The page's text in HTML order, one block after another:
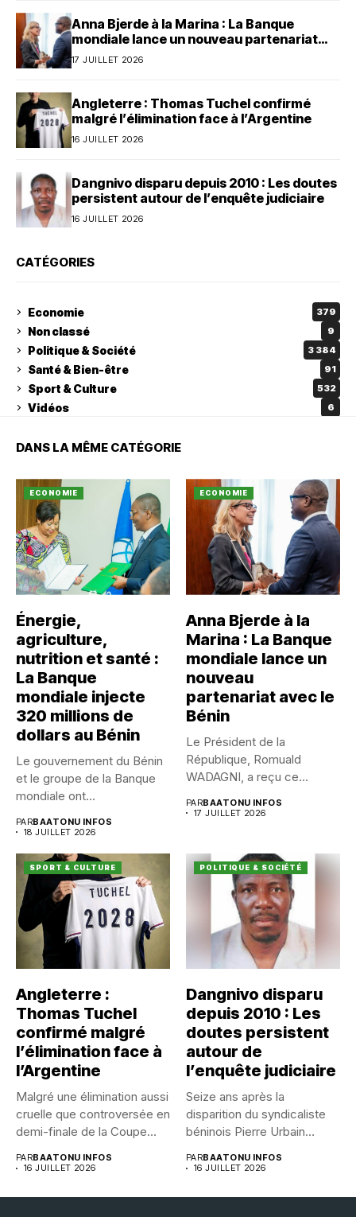
Anna Bjerde à la Marina : La Banque
mondiale lance un nouveau partenariat
avec le Bénin
17 JUILLET 2026
Angleterre : Thomas Tuchel confirmé
malgré l’élimination face à l’Argentine
16 JUILLET 2026
Dangnivo disparu depuis 2010 : Les doutes
persistent autour de l’enquête judiciaire
16 JUILLET 2026
CATÉGORIES
Economie 379
Non classé 9
Politique & Société 3 384
Santé & Bien-être 91
Sport & Culture 532
Vidéos 6
DANS LA MÊME CATÉGORIE
ECONOMIE
Énergie,
agriculture,
nutrition et santé :
La Banque
mondiale injecte
320 millions de
dollars au Bénin
Le gouvernement du Bénin
et le groupe de la Banque
mondiale ont...
PARBAATONU INFOS
18 JUILLET 2026
ECONOMIE
Anna Bjerde à la
Marina : La Banque
mondiale lance un
nouveau
partenariat avec le
Bénin
Le Président de la
République, Romuald
WADAGNI, a reçu ce
PARBAATONU INFOS
17 JUILLET 2026
SPORT & CULTURE
Angleterre :
Thomas Tuchel
confirmé malgré
l’élimination face à
l’Argentine
Malgré une élimination aussi
cruelle que controversée en
demi-finale de la Coupe...
PARBAATONU INFOS
16 JUILLET 2026
POLITIQUE & SOCIÉTÉ
Dangnivo disparu
depuis 2010 : Les
doutes persistent
autour de
l’enquête judiciaire
Seize ans après la
disparition du syndicaliste
béninois Pierre Urbain
PARBAATONU INFOS
16 JUILLET 2026